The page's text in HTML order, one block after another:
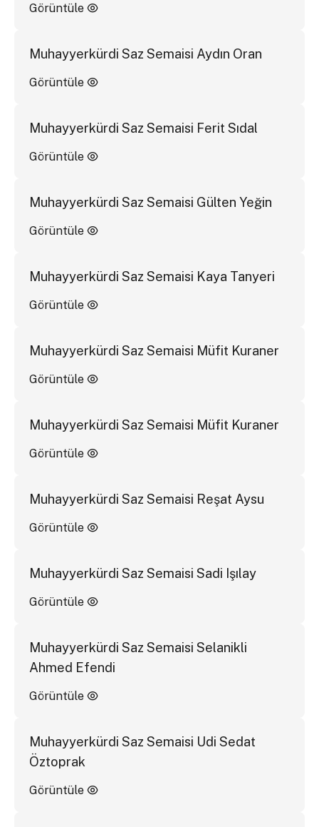
Görüntüle
Muhayyerkürdi Saz Semaisi Aydın Oran
Görüntüle
Muhayyerkürdi Saz Semaisi Ferit Sıdal
Görüntüle
Muhayyerkürdi Saz Semaisi Gülten Yeğin
Görüntüle
Muhayyerkürdi Saz Semaisi Kaya Tanyeri
Görüntüle
Muhayyerkürdi Saz Semaisi Müfit Kuraner
Görüntüle
Muhayyerkürdi Saz Semaisi Müfit Kuraner
Görüntüle
Muhayyerkürdi Saz Semaisi Reşat Aysu
Görüntüle
Muhayyerkürdi Saz Semaisi Sadi Işılay
Görüntüle
Muhayyerkürdi Saz Semaisi Selanikli
Ahmed Efendi
Görüntüle
Muhayyerkürdi Saz Semaisi Udi Sedat
Öztoprak
Görüntüle